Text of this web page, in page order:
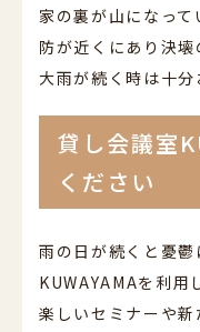
家の裏が山になっ
防が近くにあり決
大雨が続く時は十分
貸し会議室
ください
雨の日が続くと憂
KUWAYAMAを利用
楽しいセミナーや